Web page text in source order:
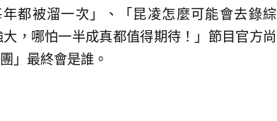
都被溜一次」、「昆凌怎麼可能會去錄綜
，哪怕一半成真都值得期待！」節目官方尚
」最終會是誰。